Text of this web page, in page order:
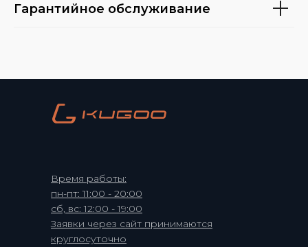
Гарантийное обслуживание
Время работы:
пн-пт: 11:00 - 20:00
сб, вс: 12:00 - 19:00
Заявки через сайт принимаются
круглосуточно